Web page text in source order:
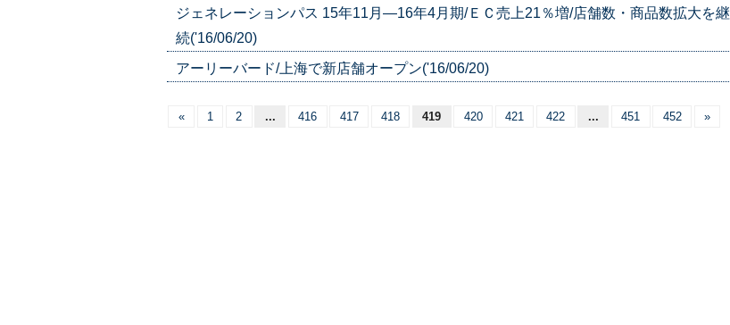
ジェネレーションパス 15年11月―16年4月期/ＥＣ売上21％増/店舗数・商品数拡大を継
続('16/06/20)
アーリーバード/上海で新店舗オープン('16/06/20)
« 1 2 ... 416 417 418 419 420 421 422 ... 451 452 »